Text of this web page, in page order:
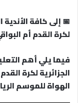
📅 إلى كافة
لكرة القدم أم
فيما يلي أهم
الجزائرية لكرة
الهواة للموسم الرياضي